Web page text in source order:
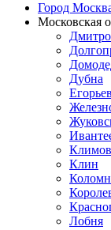
Город
Московская
Дубна
Клин
Лобня